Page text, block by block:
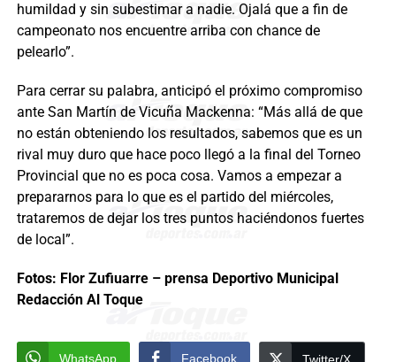
humildad y sin subestimar a nadie. Ojalá que a fin de
campeonato nos encuentre arriba con chance de
pelearlo”.
Para cerrar su palabra, anticipó el próximo compromiso
ante San Martín de Vicuña Mackenna: “Más allá de que
no están obteniendo los resultados, sabemos que es un
rival muy duro que hace poco llegó a la final del Torneo
Provincial que no es poca cosa. Vamos a empezar a
prepararnos para lo que es el partido del miércoles,
trataremos de dejar los tres puntos haciéndonos fuertes
de local”.
Fotos: Flor Zufiuarre – prensa Deportivo Municipal
Redacción Al Toque
WhatsApp Facebook